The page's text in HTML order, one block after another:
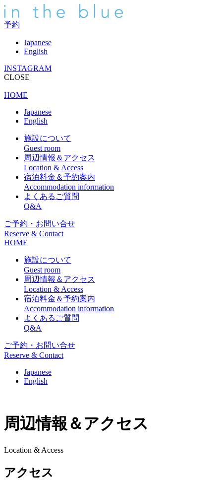
予約
Japanese
English
INSTAGRAM
CLOSE
HOME
Japanese
English
施設について
Guest room
周辺情報＆アクセス
Location & Access
宿泊料金＆予約案内
Accommodation information
よくあるご質問
Q&A
ご予約・お問い合せ
Reserve & Contact
HOME
施設について
Guest room
周辺情報＆アクセス
Location & Access
宿泊料金＆予約案内
Accommodation information
よくあるご質問
Q&A
ご予約・お問い合せ
Reserve & Contact
Japanese
English
周辺情報＆アクセス
Location & Access
アクセス